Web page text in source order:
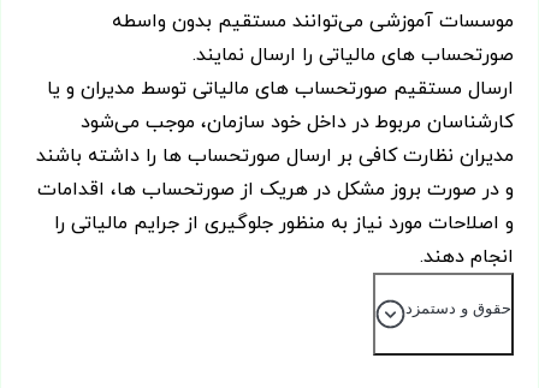
موسسات آموزشی می‌توانند مستقیم بدون واسطه
صورتحساب های مالیاتی را ارسال نمایند.
ارسال مستقیم صورتحساب های مالیاتی توسط مدیران و یا
کارشناسان مربوط در داخل خود سازمان، موجب می‌شود
مدیران نظارت کافی بر ارسال صورتحساب ها را داشته باشند
و در صورت بروز مشکل در هریک از صورتحساب ها، اقدامات
و اصلاحات مورد نیاز به منظور جلوگیری از جرایم مالیاتی را
انجام دهند.
حقوق و دستمزد